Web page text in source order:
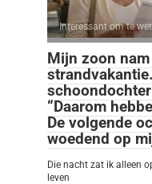
Interessant om te
Mijn zoon
“Daarom
De volgende
woedend op
Die nacht zat ik alleen
leven